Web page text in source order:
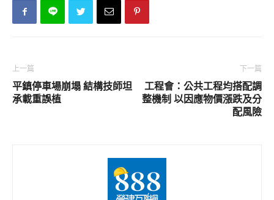
上一篇
平鎮停車場崩塌 結構技師坦
承載重誤植
下一篇
工程會：公共工程均搭配調
整機制 以因應物價漲跌及分
配風險